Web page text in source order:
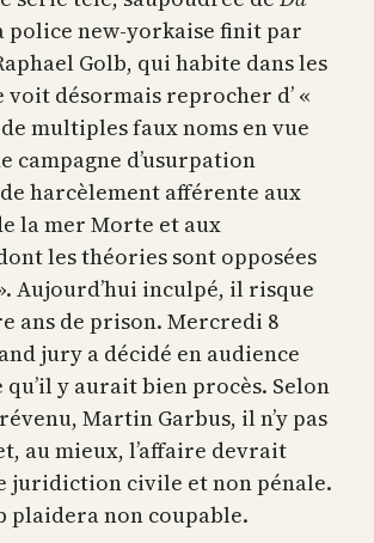
police new-yorkaise finit par
Golb, qui habite dans les
voit désormais reprocher d’ «
multiples faux noms en vue
campagne d’usurpation
harcèlement afférente aux
la mer Morte et aux
les théories sont opposées
Aujourd’hui inculpé, il risque
ans de prison. Mercredi 8
jury a décidé en audience
y aurait bien procès. Selon
Martin Garbus, il n’y pas
au mieux, l’affaire devrait
juridiction civile et non pénale.
plaidera non coupable.